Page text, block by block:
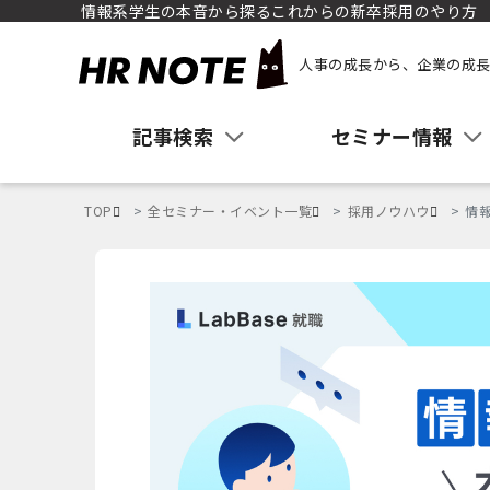
情報系学生の本音から探るこれからの新卒採用のやり方
人事の成長から、企業の成
記事検索 セミナー情報
TOP 全セミナー・イベント一覧 採用ノウハウ 情